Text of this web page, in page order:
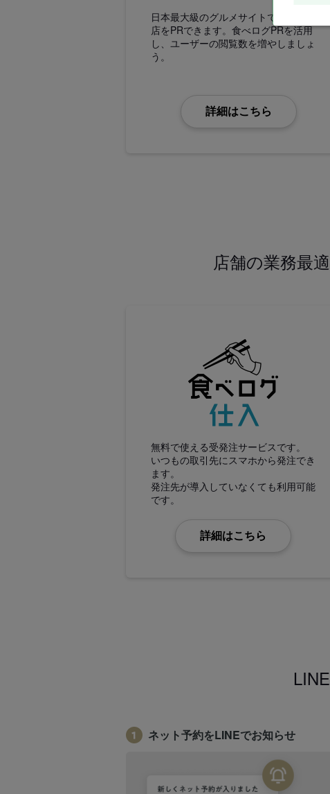
日本最大級のグルメサイトであなたのお
店をPRできます。食べログPRを活用
し、ユーザーの閲覧数を増やしましょ
う。
詳細はこちら
店舗の業務最
無料で使える受発注サービスです。
いつもの取引先にスマホから発注でき
ます。
発注先が導入していなくても利用可能
です。
詳細はこちら
ネット予約をLINEでお知らせ